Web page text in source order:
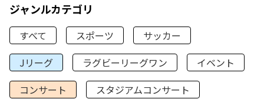
ジャンルカテゴリ
すべて スポーツ
サッカー
Jリーグ
ラグビーリーグワン
イベント
コンサート
スタジアムコンサート